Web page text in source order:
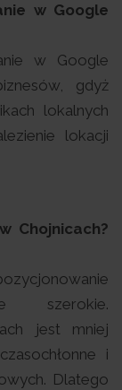
w Google
w Google
gdyż
lokalnych
lokacji
Chojnicach?
szerokie.
jest mniej
i
Dlatego